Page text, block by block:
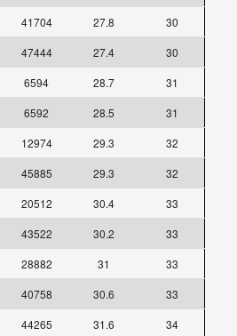
41704 27.8
30
47444 27.4
30
6594 28.7
31
6592 28.5
31
12974 29.3
32
45885 29.3
32
20512 30.4
33
43522 30.2
33
28882 31
33
40758 30.6
33
44265 31.6 34